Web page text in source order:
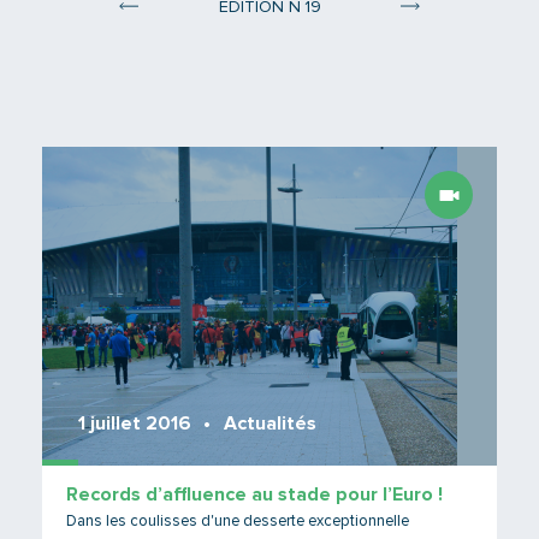
ÉDITION N 19
1 juillet 2016 Actualités
Records d’affluence au stade pour l’Euro !
Dans les coulisses d'une desserte exceptionnelle